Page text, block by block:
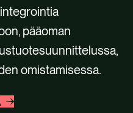
pääoman
omistamisessa.